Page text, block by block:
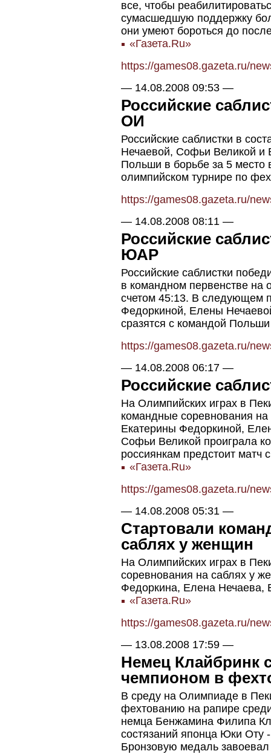
все, чтобы
сумасшедшую поддержку
они умеют бороться до
«Газета.Ru»
https://games08.gazeta.ru/
— 14.08.2008 09:53 —
Российские
ОИ
Российские саблистки в
Нечаевой, Софьи Великой и
Польши в борьбе за 5 место
олимпийском турнире по
https://games08.gazeta.ru/
— 14.08.2008 08:11 —
Российские
ЮАР
Российские саблистки
в командном первенстве на
счетом 45:13. В следующем
Федоркиной, Елены
сразятся с командой
https://games08.gazeta.ru/
— 14.08.2008 06:17 —
Российские
На Олимпийских играх в
командные соревнования
Екатерины Федоркиной,
Софьи Великой проиграла
россиянкам предстоит
«Газета.Ru»
https://games08.gazeta.ru/
— 14.08.2008 05:31 —
Стартовали
саблях у женщин
На Олимпийских играх в
соревнования на саблях у
Федоркина, Елена Нечаева,
«Газета.Ru»
https://games08.gazeta.ru/
— 13.08.2008 17:59 —
Немец Клайбринк
чемпионом в
В среду на Олимпиаде в
фехтованию на рапире
немца Бенжамина Филипа
состязаний японца Юки Оту
Бронзовую медаль